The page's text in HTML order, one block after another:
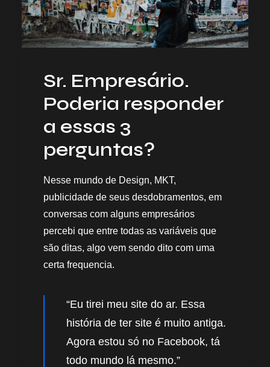
Sr. Empresário.
Poderia responder
a essas 3
perguntas?
Nesse mundo de Design, MKT,
publicidade de seus desdobramentos, em
conversas com alguns empresários
percebi que entre todas as variáveis que
são ditas, algo vem sendo dito com uma
certa frequencia.
“Eu tirei meu site do ar. Essa
história de ter site é muito antiga.
Agora estou só no Facebook, tá
todo mundo lá mesmo.”